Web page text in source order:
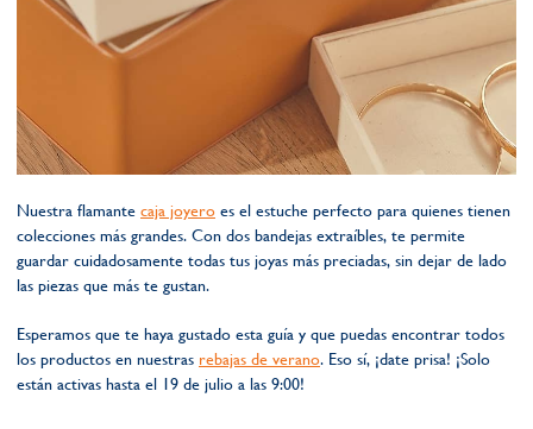
Nuestra flamante caja joyero es el estuche perfecto para quienes tienen
colecciones más grandes. Con dos bandejas extraíbles, te permite
guardar cuidadosamente todas tus joyas más preciadas, sin dejar de lado
las piezas que más te gustan.
Esperamos que te haya gustado esta guía y que puedas encontrar todos
los productos en nuestras rebajas de verano. Eso sí, ¡date prisa! ¡Solo
están activas hasta el 19 de julio a las 9:00!